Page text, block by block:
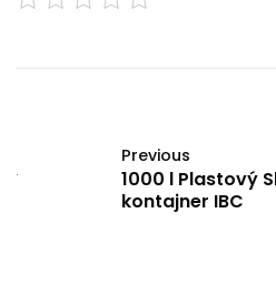
Previous
1000 l Plastový
kontajner IBC